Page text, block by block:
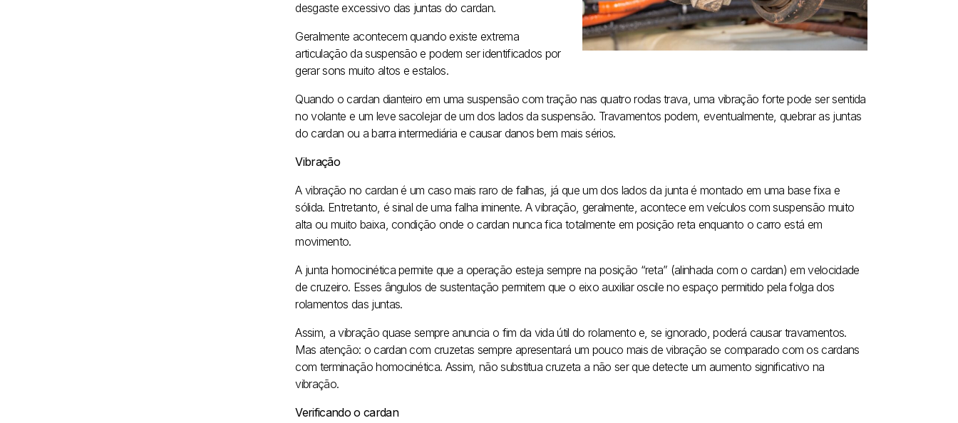
desgaste excessivo das juntas do cardan.
Geralmente acontecem quando existe extrema
articulação da suspensão e podem ser identificados por
gerar sons muito altos e estalos.
Quando o cardan dianteiro em uma suspensão com tração nas quatro rodas trava, uma vibração forte pode ser sentida
no volante e um leve sacolejar de um dos lados da suspensão. Travamentos podem, eventualmente, quebrar as juntas
do cardan ou a barra intermediária e causar danos bem mais sérios.
Vibração
A vibração no cardan é um caso mais raro de falhas, já que um dos lados da junta é montado em uma base fixa e
sólida. Entretanto, é sinal de uma falha iminente. A vibração, geralmente, acontece em veículos com suspensão muito
alta ou muito baixa, condição onde o cardan nunca fica totalmente em posição reta enquanto o carro está em
movimento.
A junta homocinética permite que a operação esteja sempre na posição “reta” (alinhada com o cardan) em velocidade
de cruzeiro. Esses ângulos de sustentação permitem que o eixo auxiliar oscile no espaço permitido pela folga dos
rolamentos das juntas.
Assim, a vibração quase sempre anuncia o fim da vida útil do rolamento e, se ignorado, poderá causar travamentos.
Mas atenção: o cardan com cruzetas sempre apresentará um pouco mais de vibração se comparado com os cardans
com terminação homocinética. Assim, não substitua cruzeta a não ser que detecte um aumento significativo na
vibração.
Verificando o cardan